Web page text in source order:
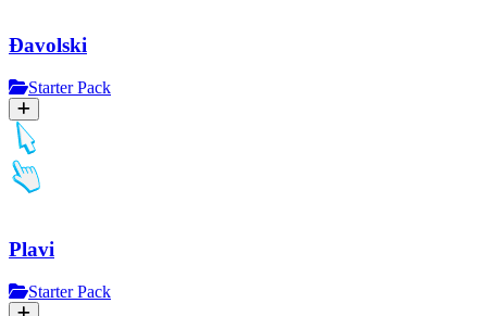
Đavolski
Starter Pack
Plavi
Starter Pack